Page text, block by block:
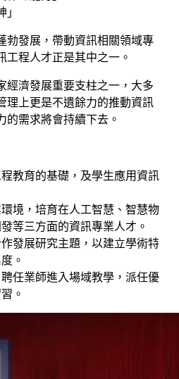
」
勃發展，帶動資訊相關領域專
工程人才正是其中之一。
經濟發展重要支柱之一，大多
理上更是不遺餘力的推動資訊
的需求將會持續下去。
教育的基礎，及學生應用資訊
境，培育在人工智慧、智慧物
等三方面的資訊專業人才。
發展研究主題，以建立學術特
。
任業師進入場域教學，派任優
。